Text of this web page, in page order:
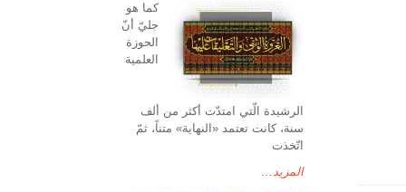
کما هو
جليّ أنّ
الحوزة
العلمیة
الرشیدة الّتي امتدّت أكثر من ألف
سنة، كانت تعتمد «النهاية» متناً، ثمّ
اتّخذت
المزيد...